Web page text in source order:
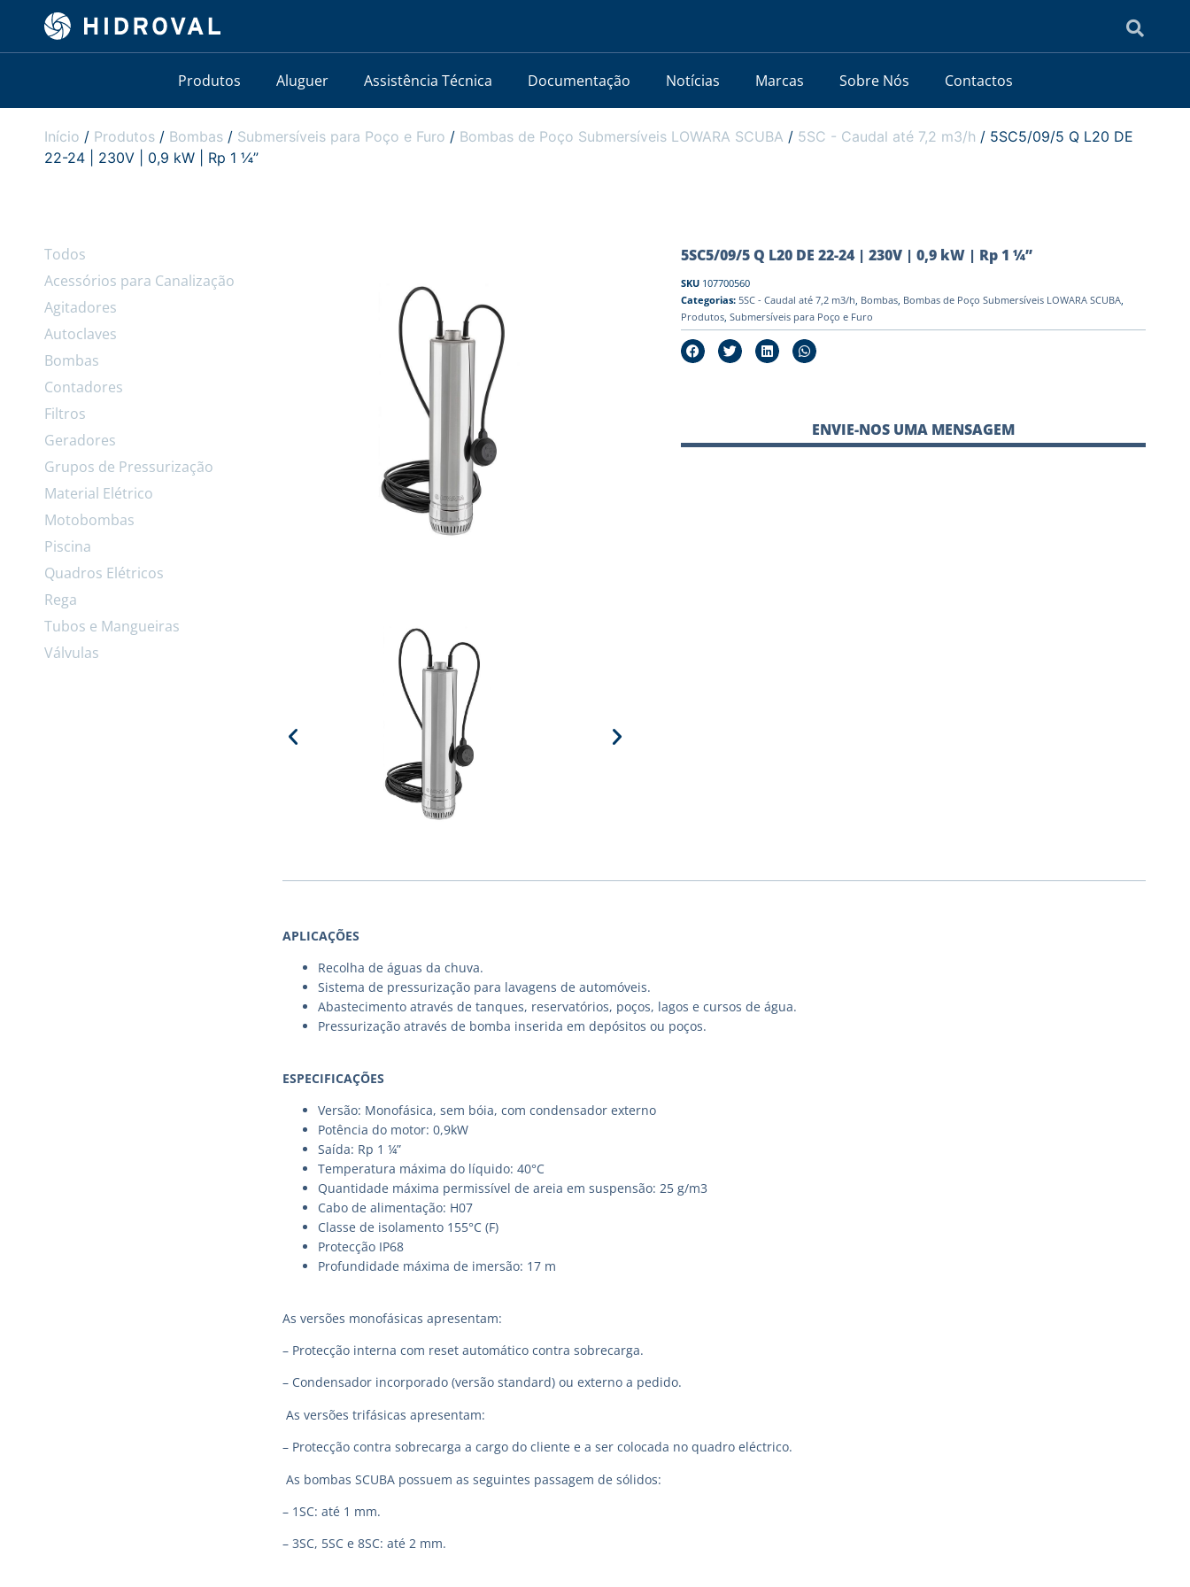
Produtos Aluguer Assistência Técnica Documentação Notícias Marcas Sobre Nós Contactos
Início / Produtos / Bombas / Submersíveis para Poço e Furo / Bombas de Poço Submersíveis LOWARA SCUBA / 5SC - Caudal até 7,2 m3/h / 5SC5/09/5 Q L20 DE
22-24 | 230V | 0,9 kW | Rp 1 ¼”
Todos
Acessórios para Canalização
Agitadores
Autoclaves
Bombas
Contadores
Filtros
Geradores
Grupos de Pressurização
Material Elétrico
Motobombas
Piscina
Quadros Elétricos
Rega
Tubos e Mangueiras
Válvulas
5SC5/09/5 Q L20 DE 22-24 | 230V | 0,9 kW | Rp 1 ¼”
SKU 107700560
Categorias: 5SC - Caudal até 7,2 m3/h Bombas, Bombas de Poço Submersíveis LOWARA SCUBA,
Produtos, Submersíveis para Poço e Furo
ENVIE-NOS UMA MENSAGEM
APLICAÇÕES
Recolha de águas da chuva.
Sistema de pressurização para lavagens de automóveis.
Abastecimento através de tanques, reservatórios, poços, lagos e cursos de água.
Pressurização através de bomba inserida em depósitos ou poços.
ESPECIFICAÇÕES
Versão: Monofásica, sem bóia, com condensador externo
Potência do motor: 0,9kW
Saída: Rp 1 ¼”
Temperatura máxima do líquido: 40°C
Quantidade máxima permissível de areia em suspensão: 25 g/m3
Cabo de alimentação: H07
Classe de isolamento 155°C (F)
Protecção IP68
Profundidade máxima de imersão: 17 m
As versões monofásicas apresentam:
– Protecção interna com reset automático contra sobrecarga.
– Condensador incorporado (versão standard) ou externo a pedido.
As versões trifásicas apresentam:
– Protecção contra sobrecarga a cargo do cliente e a ser colocada no quadro eléctrico.
As bombas SCUBA possuem as seguintes passagem de sólidos:
– 1SC: até 1 mm.
– 3SC, 5SC e 8SC: até 2 mm.